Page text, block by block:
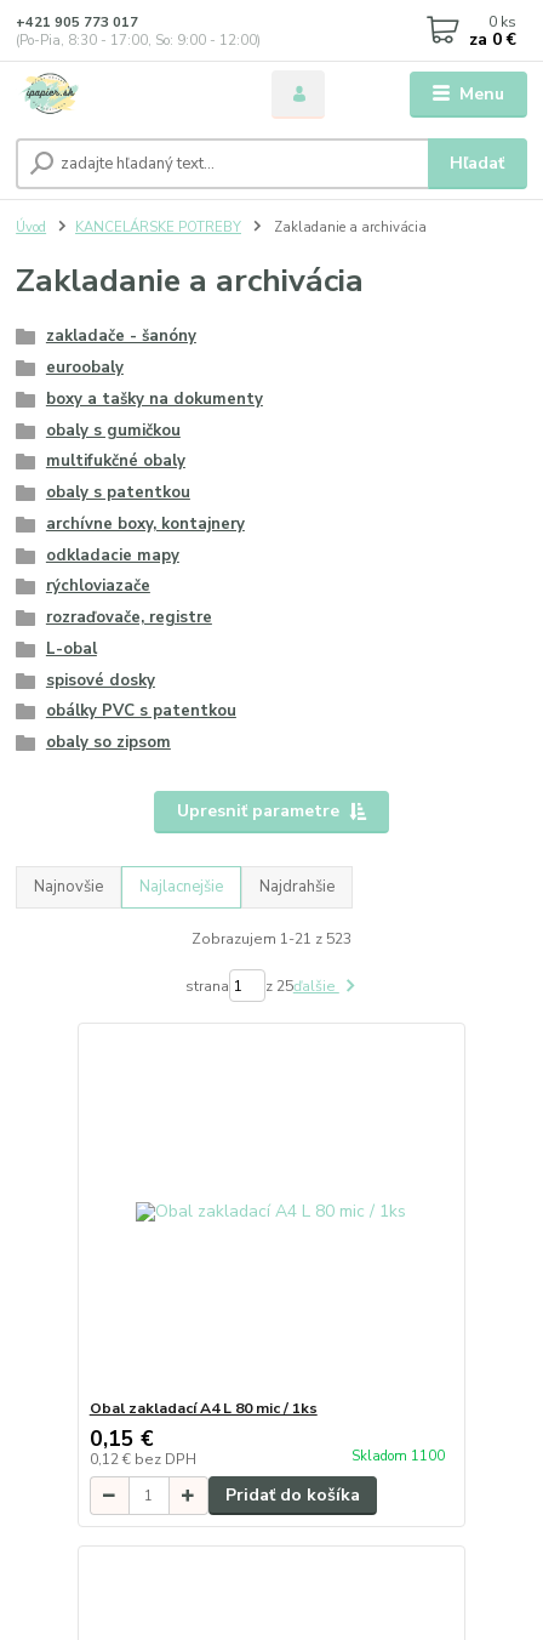
Menu
Hľadať
+421 905 773 017
(Po-Pia, 8:30 - 17:00, So: 9:00 - 12:00)
0 ks
za 0 €
Úvod KANCELÁRSKE POTREBY Zakladanie a archivácia
Zakladanie a archivácia
zakladače - šanóny
euroobaly
boxy a tašky na dokumenty
obaly s gumičkou
multifukčné obaly
obaly s patentkou
archívne boxy, kontajnery
odkladacie mapy
rýchloviazače
rozraďovače, registre
L-obal
spisové dosky
obálky PVC s patentkou
obaly so zipsom
Upresniť parametre
Najnovšie Najlacnejšie Najdrahšie
Zobrazujem 1-21 z 523
strana z 25ďalšie
Obal zakladací A4 L 80 mic / 1ks
0,15 €
0,12 € bez DPH Skladom 1100
Pridať do košíka